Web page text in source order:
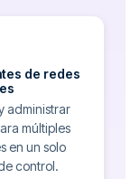
de redes
administrar
múltiples
en un solo
control.